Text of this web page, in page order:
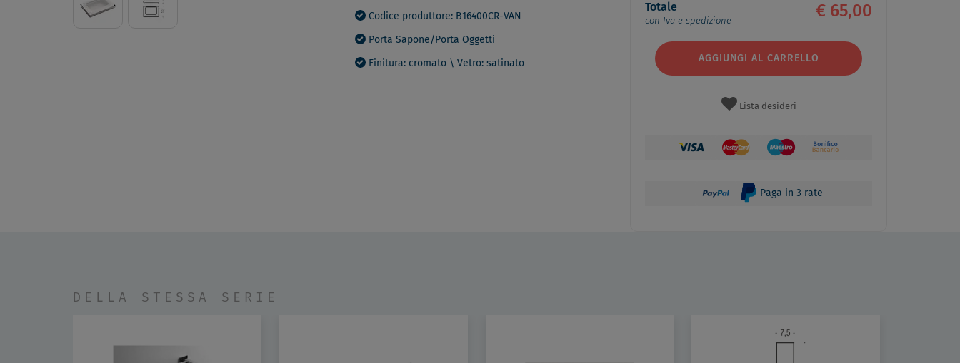
Codice produttore: B16400CR-VAN
Porta Sapone/Porta Oggetti
Finitura: cromato \ Vetro: satinato
Totale
con Iva e spedizione
€ 65,00
AGGIUNGI AL CARRELLO
Lista desideri
Paga in 3 rate
DELLA STESSA SERIE